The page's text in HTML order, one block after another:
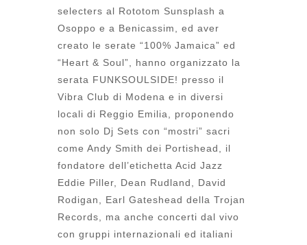
selecters al Rototom Sunsplash a
Osoppo e a Benicassim, ed aver
creato le serate “100% Jamaica” ed
“Heart & Soul”, hanno organizzato la
serata FUNKSOULSIDE! presso il
Vibra Club di Modena e in diversi
locali di Reggio Emilia, proponendo
non solo Dj Sets con “mostri” sacri
come Andy Smith dei Portishead, il
fondatore dell’etichetta Acid Jazz
Eddie Piller, Dean Rudland, David
Rodigan, Earl Gateshead della Trojan
Records, ma anche concerti dal vivo
con gruppi internazionali ed italiani